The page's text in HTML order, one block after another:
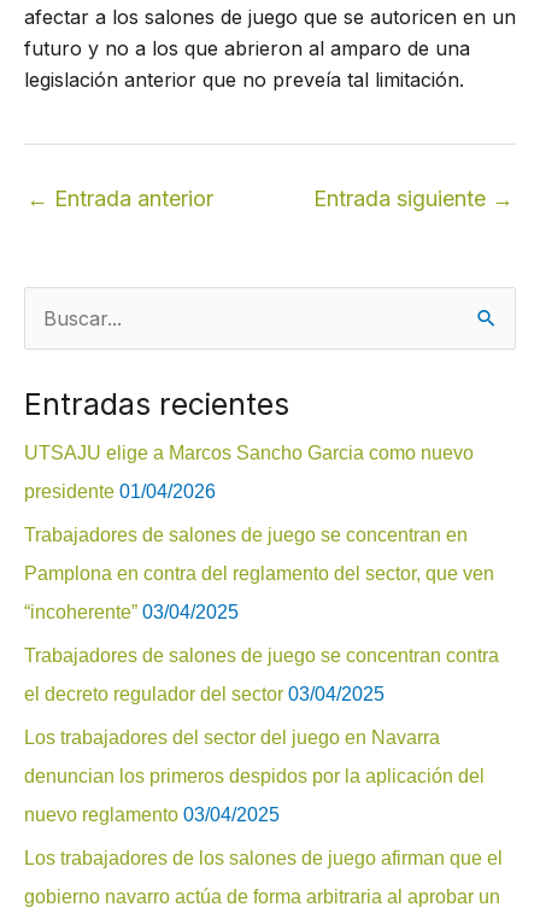
afectar a los salones de juego que se autoricen en un
futuro y no a los que abrieron al amparo de una
legislación anterior que no preveía tal limitación.
← Entrada anterior Entrada siguiente →
s
c
Entradas recientes
UTSAJU elige a Marcos Sancho Garcia como nuevo
presidente 01/04/2026
Trabajadores de salones de juego se concentran en
Pamplona en contra del reglamento del sector, que ven
“incoherente” 03/04/2025
Trabajadores de salones de juego se concentran contra
el decreto regulador del sector 03/04/2025
Los trabajadores del sector del juego en Navarra
denuncian los primeros despidos por la aplicación del
nuevo reglamento 03/04/2025
Los trabajadores de los salones de juego afirman que el
gobierno navarro actúa de forma arbitraria al aprobar un